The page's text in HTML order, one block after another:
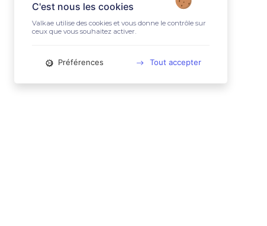
C'est nous les cookies
Valkae utilise des cookies et vous donne le contrôle sur
ceux que vous souhaitez activer.
Préférences Tout accepter